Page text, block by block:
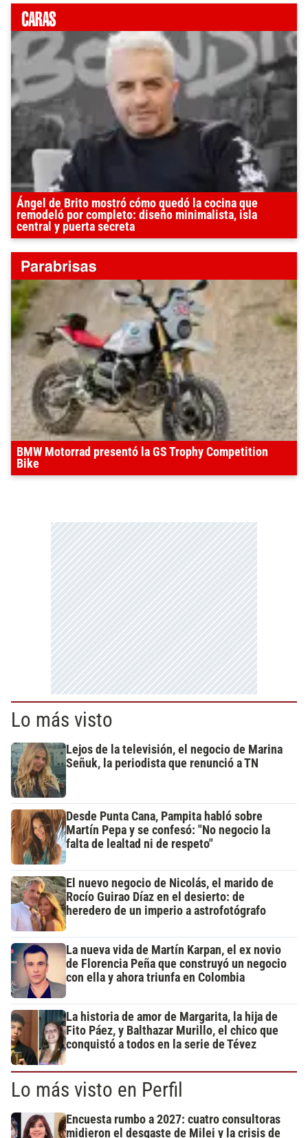
Ángel de Brito mostró cómo quedó la cocina que
remodeló por completo: diseño minimalista, isla
central y puerta secreta
BMW Motorrad presentó la GS Trophy Competition
Bike
Lo más visto
Lejos de la televisión, el negocio de Marina
Señuk, la periodista que renunció a TN
Desde Punta Cana, Pampita habló sobre
Martín Pepa y se confesó: "No negocio la
falta de lealtad ni de respeto"
El nuevo negocio de Nicolás, el marido de
Rocío Guirao Díaz en el desierto: de
heredero de un imperio a astrofotógrafo
La nueva vida de Martín Karpan, el ex novio
de Florencia Peña que construyó un negocio
con ella y ahora triunfa en Colombia
La historia de amor de Margarita, la hija de
Fito Páez, y Balthazar Murillo, el chico que
conquistó a todos en la serie de Tévez
Lo más visto en Perfil
Encuesta rumbo a 2027: cuatro consultoras
midieron el desgaste de Milei y la crisis de